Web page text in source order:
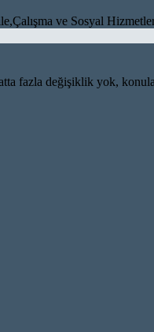
ve Sosyal Hizmetler
fazla değişiklik yok,